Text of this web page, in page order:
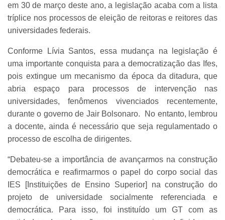
em 30 de março deste ano, a legislação acaba com a lista
tríplice nos processos de eleição de reitoras e reitores das
universidades federais.
Conforme Lívia Santos, essa mudança na legislação é
uma importante conquista para a democratização das Ifes,
pois extingue um mecanismo da época da ditadura, que
abria espaço para processos de intervenção nas
universidades, fenômenos vivenciados recentemente,
durante o governo de Jair Bolsonaro. No entanto, lembrou
a docente, ainda é necessário que seja regulamentado o
processo de escolha de dirigentes.
“Debateu-se a importância de avançarmos na construção
democrática e reafirmarmos o papel do corpo social das
IES [Instituições de Ensino Superior] na construção do
projeto de universidade socialmente referenciada e
democrática. Para isso, foi instituído um GT com as